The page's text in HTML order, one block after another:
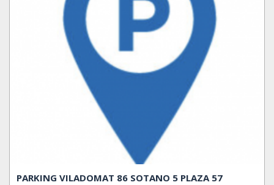
PARKING VILADOMAT 86 SOTANO 5 PLAZA 57